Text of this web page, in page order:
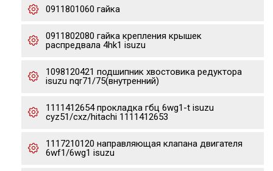
0911801060 гайка
0911802080 гайка крепления крышек
распредвала 4hk1 isuzu
1098120421 подшипник хвостовика редуктора
isuzu nqr71/75(внутренний)
1111412654 прокладка гбц 6wg1-t isuzu
cyz51/cxz/hitachi 1111412653
1117210120 направляющая клапана двигателя
6wf1/6wg1 isuzu